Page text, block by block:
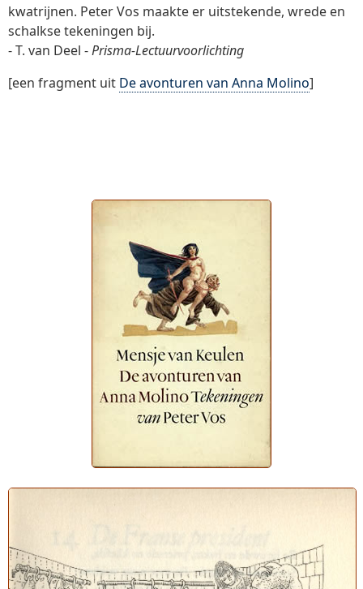
kwatrijnen. Peter Vos maakte er uitstekende, wrede en
schalkse tekeningen bij.
- T. van Deel -Prisma-Lectuurvoorlichting
[een fragment uit De avonturen van Anna Molino]